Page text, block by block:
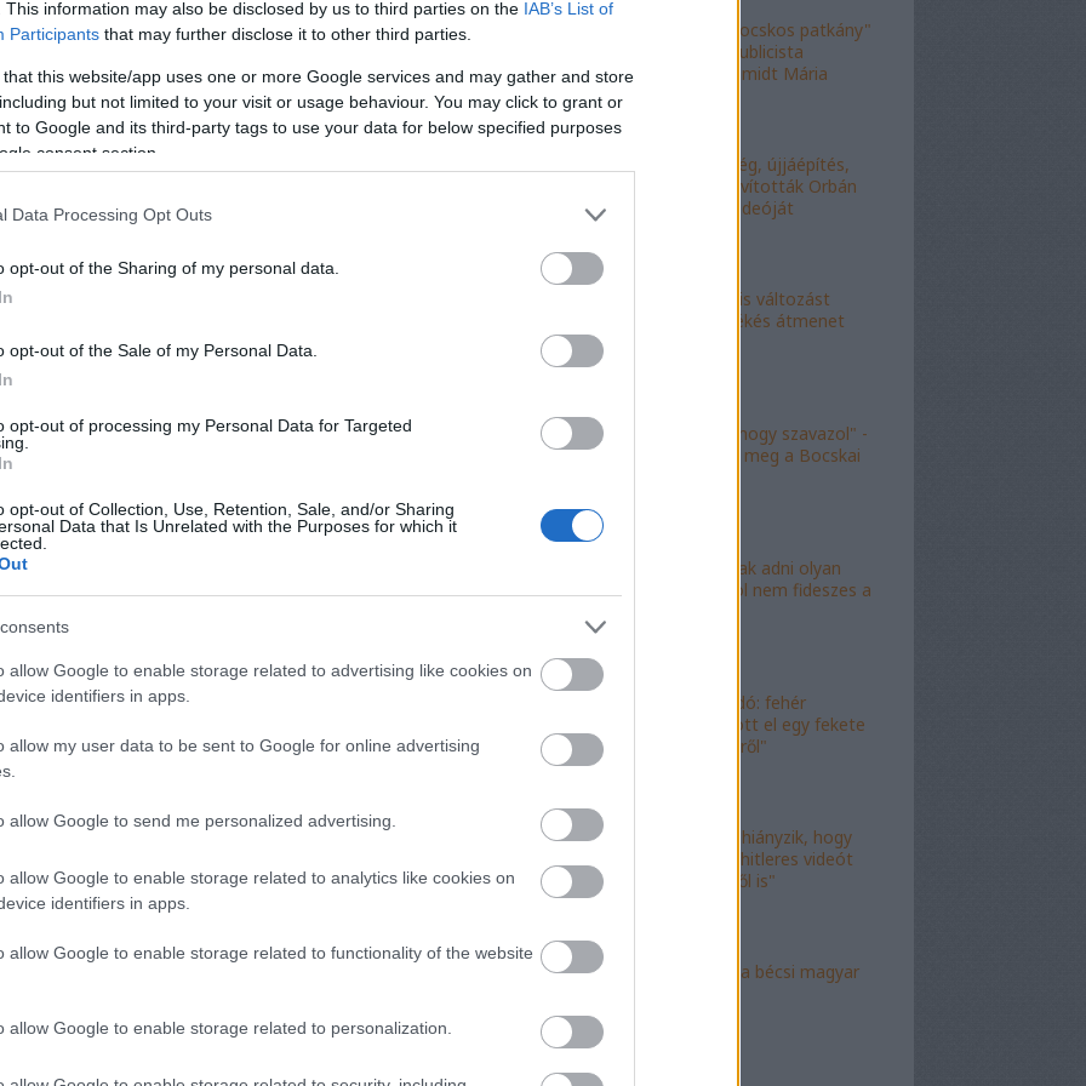
This information may also be disclosed by us to third parties on the IAB’s List of
Participants that may further disclose it to other third parties.
that this website/app uses one or more Google services and may gather and store
but not limited to your visit or usage behaviour. You may click to grant or
to Google and its third-party tags to use your data for below specified purposes
consent section.
Data Processing Opt Outs
opt-out of the Sharing of my personal data.
opt-out of the Sale of my Personal Data.
opt-out of processing my Personal Data for Targeted
opt-out of Collection, Use, Retention, Sale, and/or Sharing
Data that Is Unrelated with the Purposes for which it
allow Google to enable storage related to advertising like cookies on
identifiers in apps.
allow my user data to be sent to Google for online advertising
allow Google to send me personalized advertising.
allow Google to enable storage related to analytics like cookies on
identifiers in apps.
allow Google to enable storage related to functionality of the website
allow Google to enable storage related to personalization.
rendőri nyomásra készült, azt Balogh Zsolt
Kommentek:
felhasználói tartalomnak minősülnek, értük a
nem vállal, azokat nem ellenőrzi. Kifogás esetén forduljon a blog
feltételekbenés azadatvédelmi tájékoztatóban.
2015.02.13. 19:34:25
politikának és igazságszolgáltatásnak.
2015.02.13. 21:24:25
rabolták ki a móri bankot. Az ország legjobban
a sitten. Olajszőkítésileg még senkit nem
akinek polgármestersége alatt zajlottak
senki nem szól egy árva szót sem. A volt
majd Hagyó lesz legközelebb felmentve.
van valami per. Nyilván ott is
az "igazságszolgáltatás"-ból a kormány a jó
megakadályozták.
VÁLASZ ERRE
humvald, előtte szilvássy, azelőtt a
peti visszaadhatná a diplomáját. igazán
is lepereljék az ártatlanul meghurcoltak
kommunisták mindig beleköpnek a levesbe.
"Figyelj, te mocskos patkány"
- a fideszes publicista
nekiesett Schmidt Mária
"Kell-e segítség, újjáépítés,
bármi?" - Kijavították Orbán
telefonálós videóját
"Kokó radikális változást
akart, én a békés átmenet
"Köszönöm, hogy szavazol" -
molinó jelent meg a Bocskai
"Lóf.szt fognak adni olyan
területre, ahol nem fideszes a
"Magyar híradó: fehér
gyereket lopott el egy fekete
férfi az erkélyről"
"Már csak az hiányzik, hogy
valami idióta hitleres videót
csináljon ebből is"
"Mély torok" a bécsi magyar